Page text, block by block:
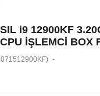
i9 12900KF
İŞLEMCİ BOX